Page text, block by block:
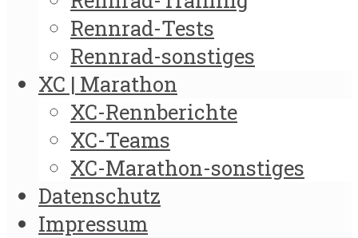
Rennrad-Tests
Rennrad-sonstiges
XC | Marathon
XC-Rennberichte
XC-Teams
XC-Marathon-sonstiges
Datenschutz
Impressum